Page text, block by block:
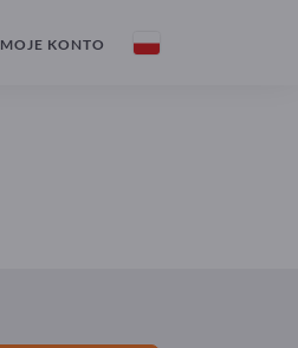
MOJE KONTO
Producenci